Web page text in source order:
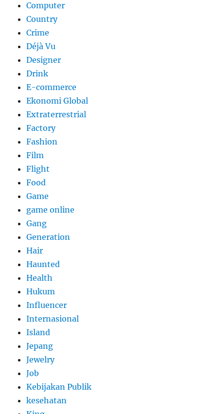
Computer
Country
Crime
Déjà Vu
Designer
Drink
E-commerce
Ekonomi Global
Extraterrestrial
Factory
Fashion
Film
Flight
Food
Game
game online
Gang
Generation
Hair
Haunted
Health
Hukum
Influencer
Internasional
Island
Jepang
Jewelry
Job
Kebijakan Publik
kesehatan